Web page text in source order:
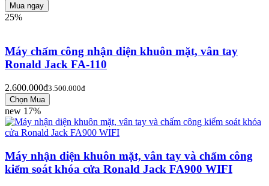
25%
Máy chấm công nhận diện khuôn mặt, vân tay
Ronald Jack FA-110
2.600.000đ3.500.000đ
new 17%
Máy nhận diện khuôn mặt, vân tay và chấm công
kiểm soát khóa cửa Ronald Jack FA900 WIFI